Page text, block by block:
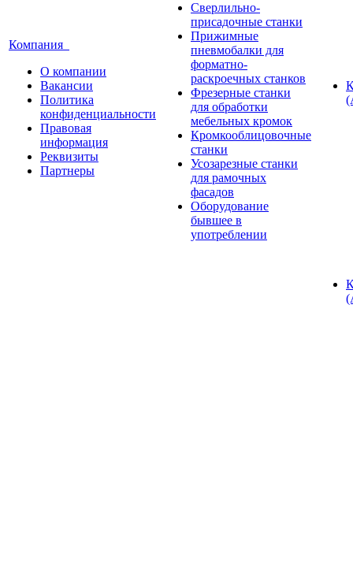
Компания
О компании
Вакансии
Политика
конфиденциальности
Правовая
информация
Реквизиты
Партнеры
Сверлильно-
присадочные станки
Прижимные
пневмобалки для
форматно-
раскроечных станков
Фрезерные станки
для обработки
мебельных кромок
Кромкооблицовочные
станки
Усозарезные станки
для рамочных
фасадов
Оборудование
бывшее в
употреблении